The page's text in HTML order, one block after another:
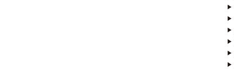
▶
▶
▶
▶
▶
▶